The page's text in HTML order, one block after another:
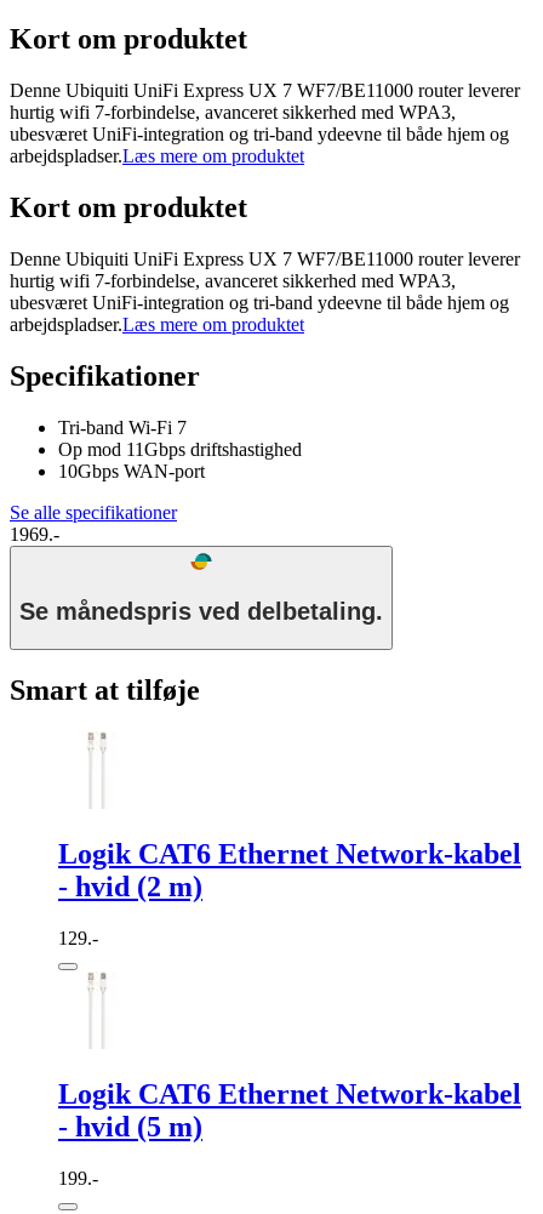
Kort om produktet
Denne Ubiquiti UniFi Express UX 7 WF7/BE11000 router leverer
hurtig wifi 7-forbindelse, avanceret sikkerhed med WPA3,
ubesværet UniFi-integration og tri-band ydeevne til både hjem og
arbejdspladser.Læs mere om produktet
Kort om produktet
Denne Ubiquiti UniFi Express UX 7 WF7/BE11000 router leverer
hurtig wifi 7-forbindelse, avanceret sikkerhed med WPA3,
ubesværet UniFi-integration og tri-band ydeevne til både hjem og
arbejdspladser.Læs mere om produktet
Specifikationer
Tri-band Wi-Fi 7
Op mod 11Gbps driftshastighed
10Gbps WAN-port
Se alle specifikationer
1969.-
Se månedspris ved delbetaling.
Smart at tilføje
Logik CAT6 Ethernet Network-kabel
- hvid (2 m)
129.-
Logik CAT6 Ethernet Network-kabel
- hvid (5 m)
199.-